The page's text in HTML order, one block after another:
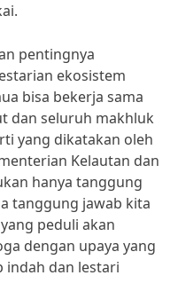
pentingnya
ekosistem
bisa bekerja sama
dan seluruh makhluk
yang dikatakan oleh
Kelautan dan
hanya tanggung
tanggung jawab kita
peduli akan
dengan upaya yang
indah dan lestari